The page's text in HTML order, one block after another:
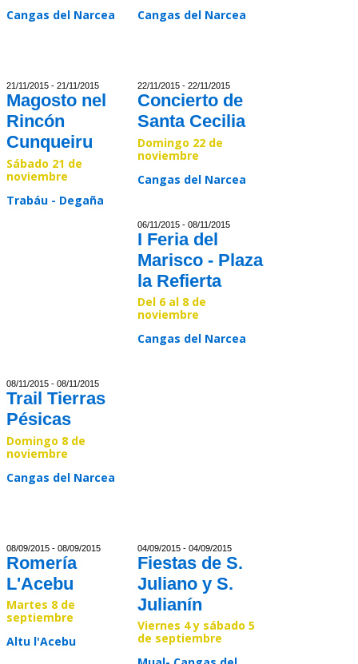
Cangas del Narcea
Cangas del Narcea
21/11/2015 - 21/11/2015
Magosto nel
Rincón
Cunqueiru
Sábado 21 de
noviembre
Trabáu - Degaña
22/11/2015 - 22/11/2015
Concierto de
Santa Cecilia
Domingo 22 de
noviembre
Cangas del Narcea
06/11/2015 - 08/11/2015
I Feria del
Marisco - Plaza
la Refierta
Del 6 al 8 de
noviembre
Cangas del Narcea
08/11/2015 - 08/11/2015
Trail Tierras
Pésicas
Domingo 8 de
noviembre
Cangas del Narcea
08/09/2015 - 08/09/2015
Romería
L'Acebu
Martes 8 de
septiembre
Altu l'Acebu
04/09/2015 - 04/09/2015
Fiestas de S.
Juliano y S.
Julianín
Viernes 4 y sábado 5
de septiembre